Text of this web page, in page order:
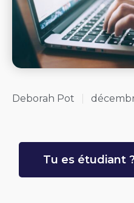
Deborah Pot
Tu es étudiant